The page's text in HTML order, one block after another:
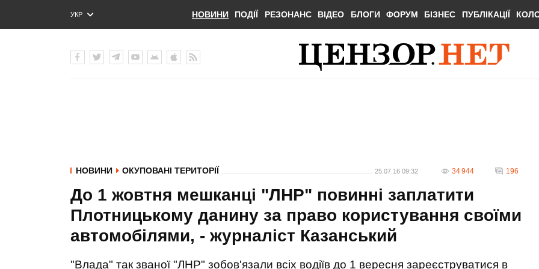
УКР
ENG
НОВИНИ ПОДІЇ РЕЗОНАНС ВІДЕО БЛОГИ ФОРУМ БІЗНЕС ПУБЛІКАЦІЇ
НОВИНИ ОКУПОВАНІ ТЕРИТОРІЇ 25.07.16 09:32 34 944 196
До 1 жовтня мешканці "ЛНР" повинні заплатити
Плотницькому данину за право користування своїми
автомобілями, - журналіст Казанський
"Влада" так званої "ЛНР" зобов'язали всіх водіїв до 1 вересня зареєструватися в